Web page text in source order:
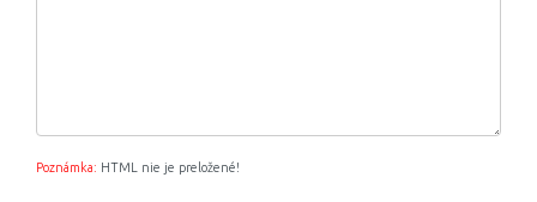
Poznámka: HTML nie je preložené!